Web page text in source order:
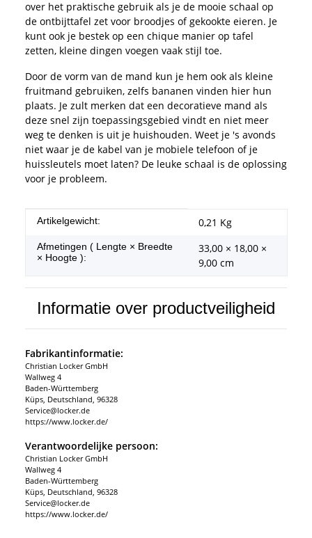
over het praktische gebruik als je de mooie schaal op
de ontbijttafel zet voor broodjes of gekookte eieren. Je
kunt ook je bestek op een chique manier op tafel
zetten, kleine dingen voegen vaak stijl toe.
Door de vorm van de mand kun je hem ook als kleine
fruitmand gebruiken, zelfs bananen vinden hier hun
plaats. Je zult merken dat een decoratieve mand als
deze snel zijn toepassingsgebied vindt en niet meer
weg te denken is uit je huishouden. Weet je 's avonds
niet waar je de kabel van je mobiele telefoon of je
huissleutels moet laten? De leuke schaal is de oplossing
voor je probleem.
#productDetails.itemInformation#
#productDetails.itemValue#
Artikelgewicht: 0,21 Kg
Afmetingen ( Lengte × Breedte
× Hoogte ):
33,00 × 18,00 ×
9,00 cm
Informatie over productveiligheid
Fabrikantinformatie:
Christian Locker GmbH
Wallweg 4
Baden-Württemberg
Küps, Deutschland, 96328
Service@locker.de
https://www.locker.de/
Verantwoordelijke persoon:
Christian Locker GmbH
Wallweg 4
Baden-Württemberg
Küps, Deutschland, 96328
Service@locker.de
https://www.locker.de/